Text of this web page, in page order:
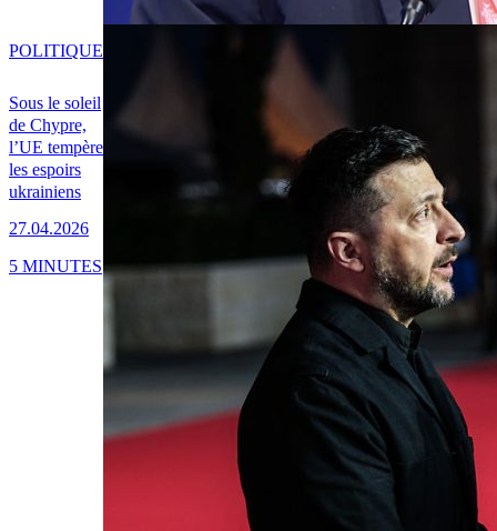
Sous le soleil
de Chypre,
l’UE tempère
les espoirs
ukrainiens
27.04.2026
POLITIQUE
5 MINUTES